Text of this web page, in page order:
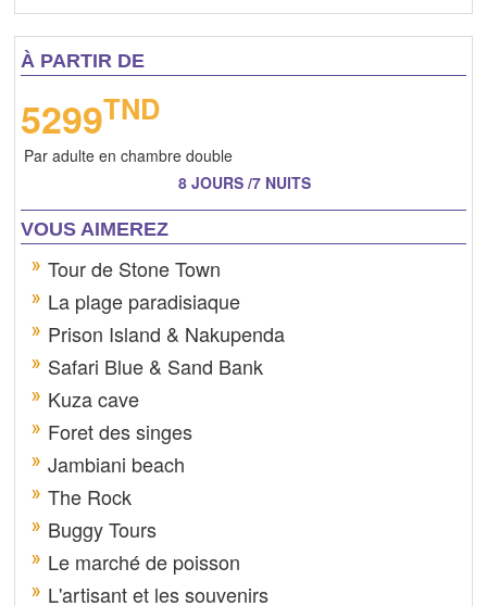
À PARTIR DE
5299TND
Par adulte en chambre double
8 JOURS /7 NUITS
VOUS AIMEREZ
Tour de Stone Town
La plage paradisiaque
Prison Island & Nakupenda
Safari Blue & Sand Bank
Kuza cave
Foret des singes
Jambiani beach
The Rock
Buggy Tours
Le marché de poisson
L'artisant et les souvenirs